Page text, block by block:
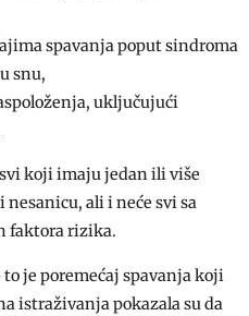
spavanja poput sindroma
snu,
uključujući
koji imaju jedan ili više
ali i neće svi sa
faktora rizika.
to je poremećaj spavanja koji
istraživanja pokazala su da